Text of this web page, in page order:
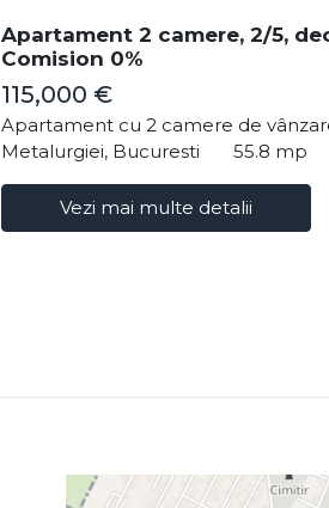
Apartament 2 camere, 2/5,
Comision 0%
115,000 €
Apartament cu 2 camere de
Metalurgiei, Bucuresti
55.8 mp
Vezi mai multe detalii